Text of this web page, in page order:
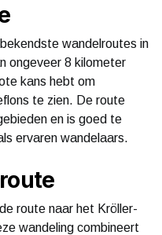
wandelroutes in
ongeveer 8 kilometer
kans hebt om
te zien. De route
en is goed te
ervaren wandelaars.
route naar het Kröller-
wandeling combineert